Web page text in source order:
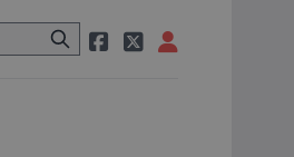
si na ulici zavolá taxi, nasedne do